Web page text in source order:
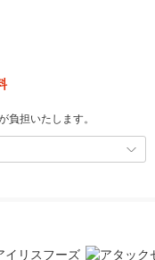
負担いたします。